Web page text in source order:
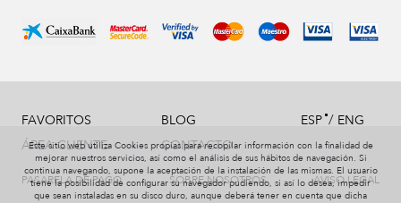
FAVORITOS
ÁREA CLIENTE
BLOG
CONTACTO
ESP/ ENG
PASARELA DE PAGO SOBRE NOSOTROS AVISO LEGAL
Este sitio web utiliza Cookies propias para recopilar información con la finalidad de
mejorar nuestros servicios, así como el análisis de sus hábitos de navegación. Si
continua navegando, supone la aceptación de la instalación de las mismas. El usuario
tiene la posibilidad de configurar su navegador pudiendo, si así lo desea, impedir
que sean instaladas en su disco duro, aunque deberá tener en cuenta que dicha